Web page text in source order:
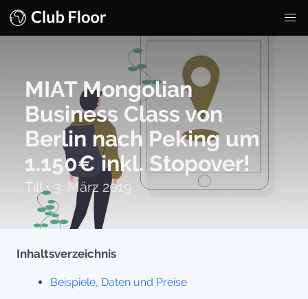
MIAT Mongolian
Business Class von
Berlin nach Peking um
1.150€ inkl. Stopover!
Till• 3. März 2019
Inhaltsverzeichnis
Beispiele, Daten und Preise